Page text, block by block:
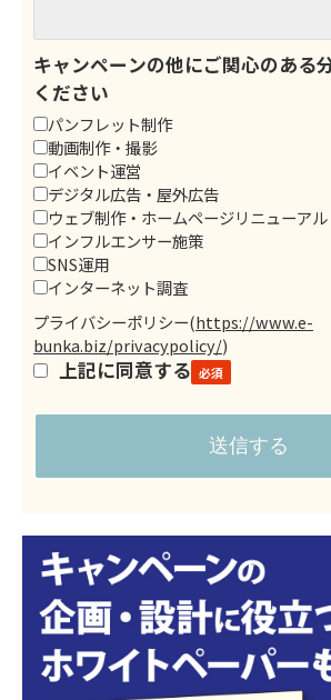
キャンペーンの他にご関心のある
ください
パンフレット制作
動画制作・撮影
イベント運営
デジタル広告・屋外広告
ウェブ制作・ホームページリニューアル
インフルエンサー施策
SNS運用
インターネット調査
プライバシーポリシー(https://www.e-
bunka.biz/privacypolicy/)
上記に同意する